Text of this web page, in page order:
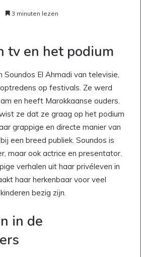
3 minuten lezen
tv en het podium
Soundos El Ahmadi van televisie,
op festivals. Ze werd
en heeft Marokkaanse ouders.
ze dat ze graag op het podium
grappige en directe manier van
een breed publiek. Soundos is
maar ook actrice en presentator.
verhalen uit haar privéleven in
haar herkenbaar voor veel
bezig zijn.
in de